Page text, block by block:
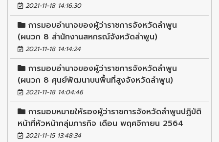
2021-11-18 14:16:30
การมอบอำนาจของผู้ว่าราชการจังหวัดลำพูน
(ผนวก 8 สำนักงานสหกรณ์จังหวัดลำพูน)
2021-11-18 14:14:24
การมอบอำนาจของผู้ว่าราชการจังหวัดลำพูน
(ผนวก 8 ศุนย์พัฒนาบนพื้นที่สูงจังหวัดลำพูน)
2021-11-18 14:04:46
การมอบหมายให้รองผู้ว่าราชการจังหวัดลำพูนปฏิบัติ
หน้าที่หัวหน้ากลุ่มภารกิจ เดือน พฤศจิกายน 2564
2021-11-15 13:48:34